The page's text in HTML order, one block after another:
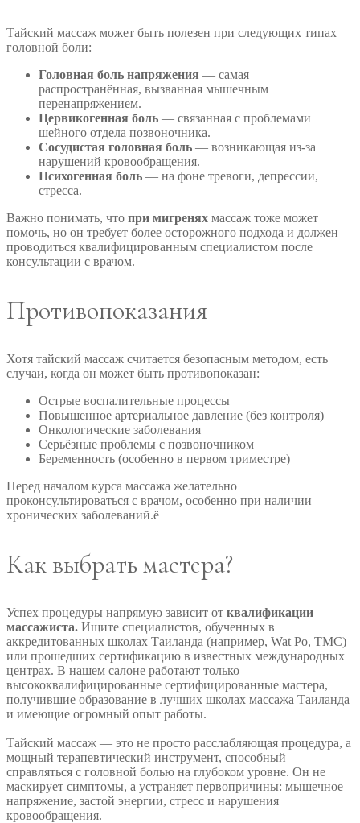
Тайский массаж может быть полезен при следующих типах
головной боли:
Головная боль напряжения — самая
распространённая, вызванная мышечным
перенапряжением.
Цервикогенная боль — связанная с проблемами
шейного отдела позвоночника.
Сосудистая головная боль — возникающая из-за
нарушений кровообращения.
Психогенная боль — на фоне тревоги, депрессии,
стресса.
Важно понимать, что при мигренях массаж тоже может
помочь, но он требует более осторожного подхода и должен
проводиться квалифицированным специалистом после
консультации с врачом.
Противопоказания
Хотя тайский массаж считается безопасным методом, есть
случаи, когда он может быть противопоказан:
Острые воспалительные процессы
Повышенное артериальное давление (без контроля)
Онкологические заболевания
Серьёзные проблемы с позвоночником
Беременность (особенно в первом триместре)
Перед началом курса массажа желательно
проконсультироваться с врачом, особенно при наличии
хронических заболеваний.ё
Как выбрать мастера?
Успех процедуры напрямую зависит от квалификации
массажиста. Ищите специалистов, обученных в
аккредитованных школах Таиланда (например, Wat Po, TMC)
или прошедших сертификацию в известных международных
центрах. В нашем салоне работают только
высококвалифицированные сертифицированные мастера,
получившие образование в лучших школах массажа Таиланда
и имеющие огромный опыт работы.
Тайский массаж — это не просто расслабляющая процедура, а
мощный терапевтический инструмент, способный
справляться с головной болью на глубоком уровне. Он не
маскирует симптомы, а устраняет первопричины: мышечное
напряжение, застой энергии, стресс и нарушения
кровообращения.